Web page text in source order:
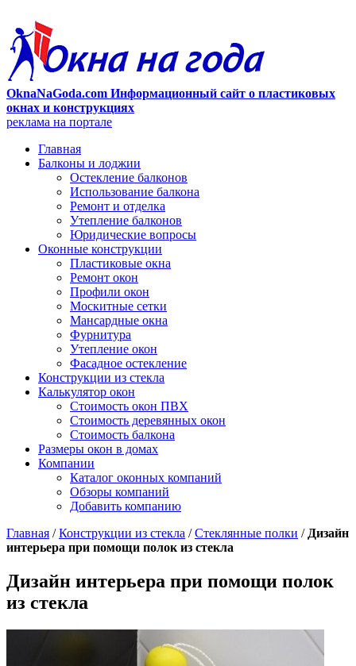
OknaNaGoda.com Информационный сайт о пластиковых
окнах и конструкциях
реклама на портале
Главная
Балконы и лоджии
Остекление балконов
Использование балкона
Ремонт и отделка
Утепление балконов
Юридические вопросы
Оконные конструкции
Пластиковые окна
Ремонт окон
Профили окон
Москитные сетки
Мансардные окна
Фурнитура
Утепление окон
Фасадное остекление
Конструкции из стекла
Калькулятор окон
Стоимость окон ПВХ
Стоимость деревянных окон
Стоимость балкона
Размеры окон в домах
Компании
Каталог оконных компаний
Обзоры компаний
Добавить компанию
Главная /Конструкции из стекла /Стеклянные полки / Дизайн
интерьера при помощи полок из стекла
Дизайн интерьера при помощи полок
из стекла